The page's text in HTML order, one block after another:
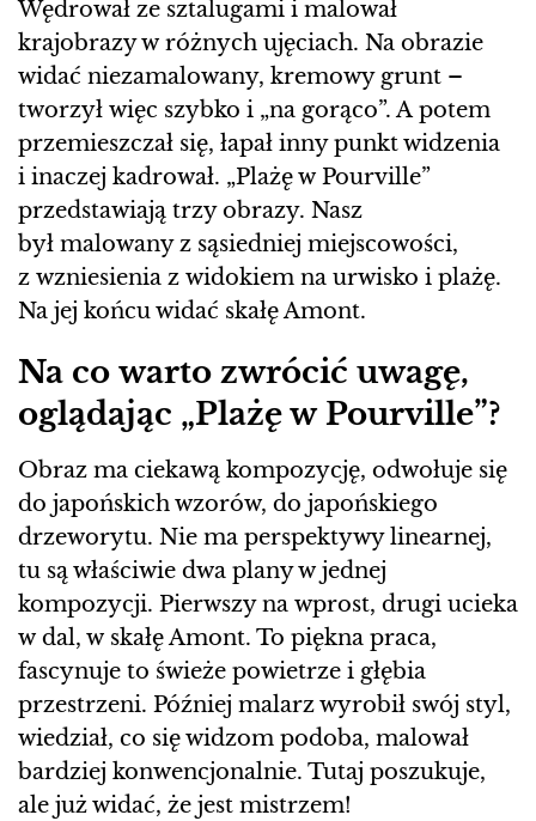
Wędrował ze sztalugami i malował
krajobrazy w różnych ujęciach. Na obrazie
widać niezamalowany, kremowy grunt –
tworzył więc szybko i „na gorąco”. A potem
przemieszczał się, łapał inny punkt widzenia
i inaczej kadrował. „Plażę w Pourville”
przedstawiają trzy obrazy. Nasz
był malowany z sąsiedniej miejscowości,
z wzniesienia z widokiem na urwisko i plażę.
Na jej końcu widać skałę Amont.
Na co warto zwrócić uwagę,
oglądając „Plażę w Pourville”?
Obraz ma ciekawą kompozycję, odwołuje się
do japońskich wzorów, do japońskiego
drzeworytu. Nie ma perspektywy linearnej,
tu są właściwie dwa plany w jednej
kompozycji. Pierwszy na wprost, drugi ucieka
w dal, w skałę Amont. To piękna praca,
fascynuje to świeże powietrze i głębia
przestrzeni. Później malarz wyrobił swój styl,
wiedział, co się widzom podoba, malował
bardziej konwencjonalnie. Tutaj poszukuje,
ale już widać, że jest mistrzem!